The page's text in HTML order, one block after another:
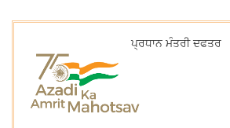
ਪ੍ਰਧਾਨ ਮੰਤਰੀ ਦਫਤਰ